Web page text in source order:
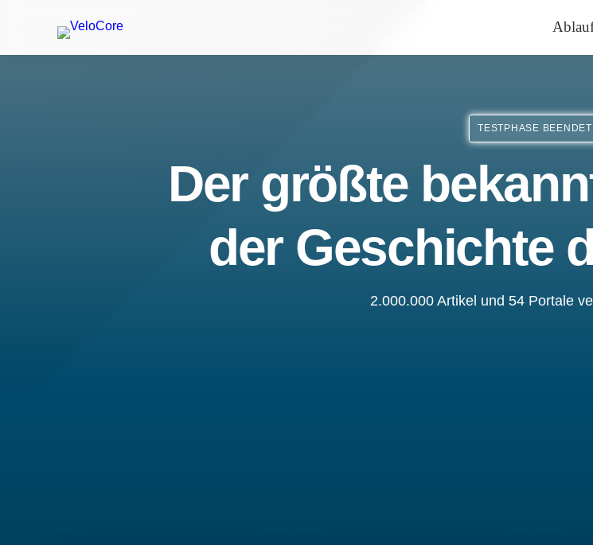
TESTPHASE BEENDET
Der größte
der Geschichte
2.000.000 Artikel und 54 Portale